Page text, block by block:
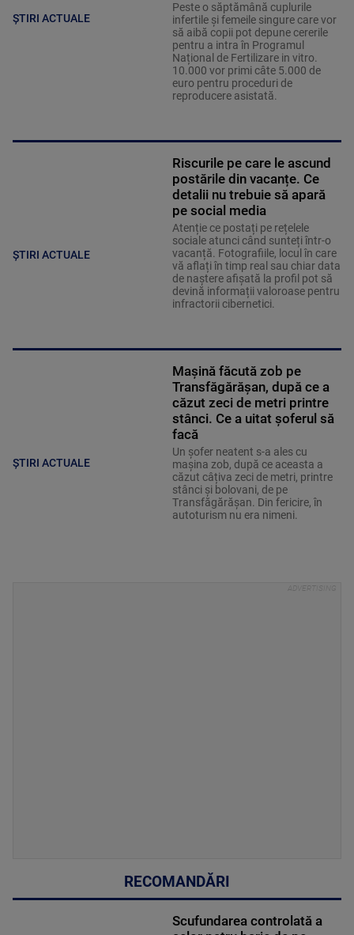
ȘTIRI ACTUALE
Peste o săptămână cuplurile
infertile și femeile singure care vor
să aibă copii pot depune cererile
pentru a intra în Programul
Național de Fertilizare in vitro.
10.000 vor primi câte 5.000 de
euro pentru proceduri de
reproducere asistată.
ȘTIRI ACTUALE
Riscurile pe care le ascund
postările din vacanțe. Ce
detalii nu trebuie să apară
pe social media
Atenție ce postați pe rețelele
sociale atunci când sunteți într-o
vacanță. Fotografiile, locul în care
vă aflați în timp real sau chiar data
de naștere afișată la profil pot să
devină informații valoroase pentru
infractorii cibernetici.
ȘTIRI ACTUALE
Mașină făcută zob pe
Transfăgărășan, după ce a
căzut zeci de metri printre
stânci. Ce a uitat șoferul să
facă
Un șofer neatent s-a ales cu
mașina zob, după ce aceasta a
căzut câțiva zeci de metri, printre
stânci și bolovani, de pe
Transfăgărășan. Din fericire, în
autoturism nu era nimeni.
RECOMANDĂRI
Scufundarea controlată a